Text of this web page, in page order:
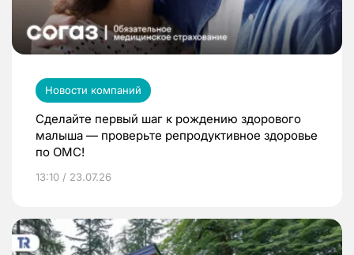
Новости компаний
Сделайте первый шаг к рождению здорового
малыша — проверьте репродуктивное здоровье
по ОМС!
13:10 / 23.07.26